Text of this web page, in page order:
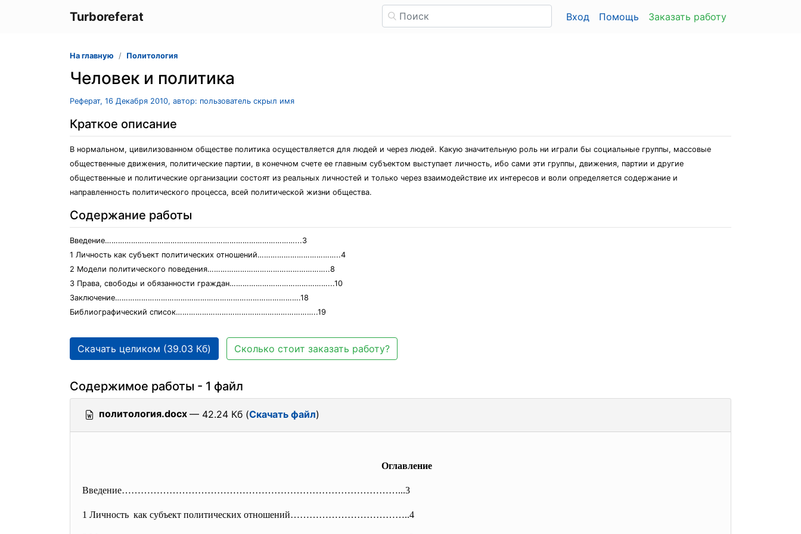
Turboreferat Вход Помощь Заказать работу
На главную Политология
Человек и политика
Реферат, 16 Декабря 2010, автор: пользователь скрыл имя
Краткое описание
В нормальном, цивилизованном обществе политика осуществляется для людей и через людей. Какую значительную роль ни играли бы социальные группы, массовые
общественные движения, политические партии, в конечном счете ее главным субъектом выступает личность, ибо сами эти группы, движения, партии и другие
общественные и политические организации состоят из реальных личностей и только через взаимодействие их интересов и воли определяется содержание и
направленность политического процесса, всей политической жизни общества.
Содержание работы
Введение……………………………………………………………………………...3
1 Личность как субъект политических отношений………………………………..4
2 Модели политического поведения………………………………………………..8
3 Права, свободы и обязанности граждан………………………………………...10
Заключение………………………………………………………………………….18
Библиографический список………………………………………………………..19
Скачать целиком (39.03 Кб) Сколько стоит заказать работу?
Содержимое работы - 1 файл
политология.docx — 42.24 Кб (Скачать файл)
Оглавление
Введение……………………………………………………………………………...3
1 Личность как субъект политических отношений………………………………..4